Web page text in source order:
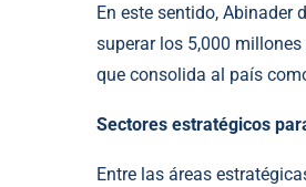
En este sentido, Abinader
superar los 5,000
que consolida al país
Sectores estratégicos
Entre las áreas